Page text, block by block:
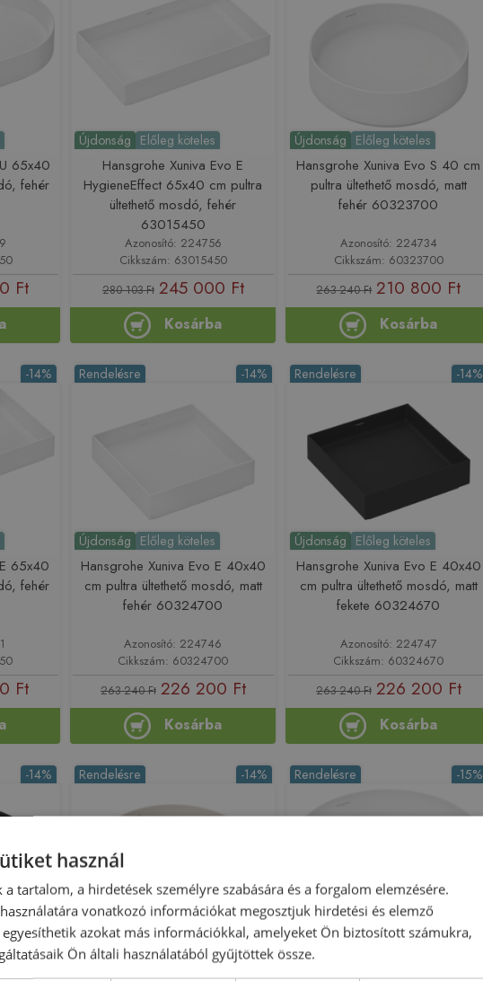
65x40
fehér
Ft
Újdonság Előleg köteles
Hansgrohe Xuniva Evo E
HygieneEffect 65x40 cm pultra
ültethető mosdó, fehér
63015450
Azonosító: 224756
Cikkszám: 63015450
280 103 Ft 245 000 Ft
Kosárba
Újdonság Előleg köteles
Hansgrohe Xuniva Evo S 40 cm
pultra ültethető mosdó, matt
fehér 60323700
Azonosító: 224734
Cikkszám: 60323700
263 240 Ft 210 800 Ft
Kosárba
-14%
65x40
fehér
Ft
Újdonság Előleg köteles
-14%
Rendelésre
Hansgrohe Xuniva Evo E 40x40
cm pultra ültethető mosdó, matt
fehér 60324700
Azonosító: 224746
Cikkszám: 60324700
263 240 Ft 226 200 Ft
Kosárba
Újdonság Előleg köteles
-14%
Rendelésre
Hansgrohe Xuniva Evo E 40x40
cm pultra ültethető mosdó, matt
fekete 60324670
Azonosító: 224747
Cikkszám: 60324670
263 240 Ft 226 200 Ft
Kosárba
-14%
40 cm
Újdonság Előleg köteles
-14%
Rendelésre
Hansgrohe Xuniva Evo S 40 cm
Újdonság Előleg köteles
-15%
Rendelésre
használ
a tartalom, a hirdetések személyre szabására és a forgalom elemzésére.
vonatkozó információkat megosztjuk hirdetési és elemző
azokat más információkkal, amelyeket Ön biztosított számukra,
Ön általi használatából gyűjtöttek össze.